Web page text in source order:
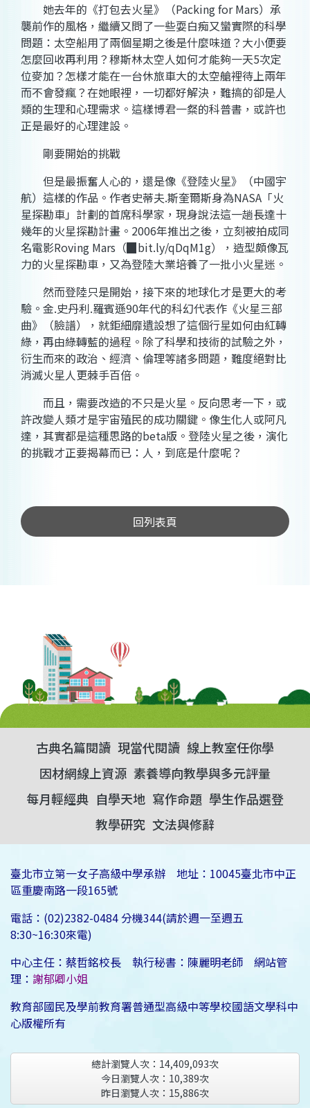
她去年的《打包去火星》（Packing for Mars）承
襲前作的風格，繼續又問了一些耍白痴又蠻實際的科學
問題：太空船用了兩個星期之後是什麼味道？大小便要
怎麼回收再利用？穆斯林太空人如何才能夠一天5次定
位麥加？怎樣才能在一台休旅車大的太空艙裡待上兩年
而不會發瘋？在她眼裡，一切都好解決，難搞的卻是人
類的生理和心理需求。這樣博君一粲的科普書，或許也
正是最好的心理建設。
剛要開始的挑戰
但是最振奮人心的，還是像《登陸火星》（中國宇
航）這樣的作品。作者史蒂夫.斯奎爾斯身為NASA「火
星探勘車」計劃的首席科學家，現身說法這一趟長達十
幾年的火星探勘計畫。2006年推出之後，立刻被拍成同
名電影Roving Mars（▉bit.ly/qDqM1g），造型頗像瓦
力的火星探勘車，又為登陸大業培養了一批小火星迷。
然而登陸只是開始，接下來的地球化才是更大的考
驗。金.史丹利.羅賓遜90年代的科幻代表作《火星三部
曲》（臉譜），就鉅細靡遺設想了這個行星如何由紅轉
綠，再由綠轉藍的過程。除了科學和技術的試驗之外，
衍生而來的政治、經濟、倫理等諸多問題，難度絕對比
消滅火星人更棘手百倍。
而且，需要改造的不只是火星。反向思考一下，或
許改變人類才是宇宙殖民的成功關鍵。像生化人或阿凡
達，其實都是這種思路的beta版。登陸火星之後，演化
的挑戰才正要揭幕而已：人，到底是什麼呢？
回列表頁
古典名篇閱讀 現當代閱讀 線上教室任你學
因材網線上資源 素養導向教學與多元評量
每月輕經典 自學天地 寫作命題 學生作品選登
教學研究 文法與修辭
臺北市立第一女子高級中學承辦 地址：10045臺北市中正
區重慶南路一段165號
電話：(02)2382-0484 分機344(請於週一至週五
8:30~16:30來電)
中心主任：蔡哲銘校長 執行秘書：陳麗明老師 網站管
理： 謝郁卿小姐
教育部國民及學前教育署普通型高級中等學校國語文學科中
心版權所有
總計瀏覽人次： 14,409,093次
今日瀏覽人次： 10,389次
昨日瀏覽人次： 15,886次